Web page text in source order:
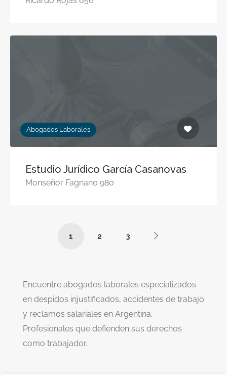
Abogados Laborales
Estudio Jurídico García Casanovas
Monseñor Fagnano 980
1 2 3
Encuentre abogados laborales especializados
en despidos injustificados, accidentes de trabajo
y reclamos salariales en Argentina.
Profesionales que defienden sus derechos
como trabajador.